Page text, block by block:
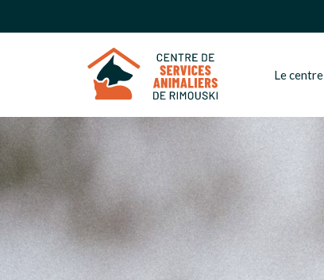
Le centre